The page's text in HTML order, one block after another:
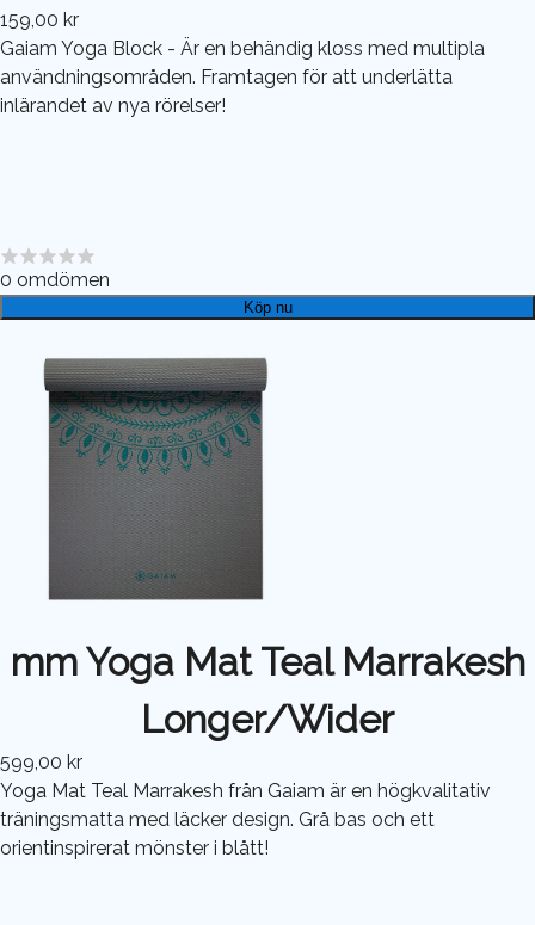
159,00 kr
Gaiam Yoga Block - Är en behändig kloss med multipla
användningsområden. Framtagen för att underlätta
inlärandet av nya rörelser!
0 omdömen
Köp nu
mm Yoga Mat Teal Marrakesh
Longer/Wider
599,00 kr
Yoga Mat Teal Marrakesh från Gaiam är en högkvalitativ
träningsmatta med läcker design. Grå bas och ett
orientinspirerat mönster i blått!